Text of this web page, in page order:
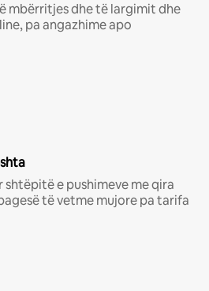
mbërritjes dhe të largimit dhe
pa angazhime apo
e pushimeve me qira
të vetme mujore pa tarifa